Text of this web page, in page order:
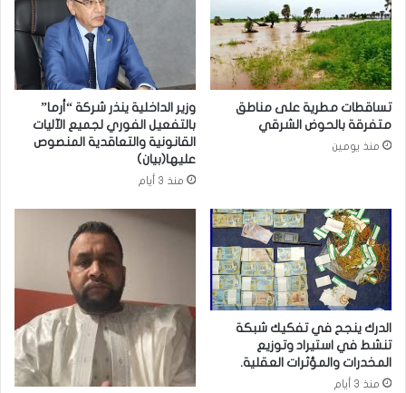
تساقطات مطرية على مناطق
متفرقة بالحوض الشرقي
منذ يومين
وزير الداخلية ينذر شركة “أرما”
بالتفعيل الفوري لجميع الآليات
القانونية والتعاقدية المنصوص
عليها(بيان)
منذ 3 أيام
الدرك ينجح في تفكيك شبكة
تنشط في استيراد وتوزيع
المخدرات والمؤثرات العقلية.
منذ 3 أيام